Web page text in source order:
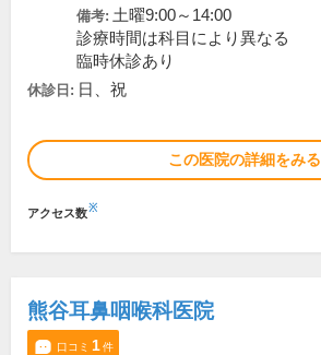
備考: 土曜9:00～14:00
診療時間は科目により異なる
臨時休診あり
休診日: 日、祝
この医院の詳細をみる
アクセス数※
熊谷耳鼻咽喉科医院
口コミ 1件